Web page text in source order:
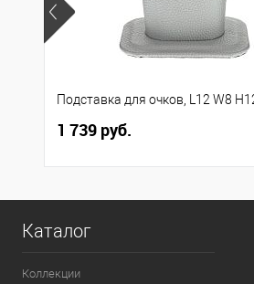
Подставка для очков, L12 W8
1 739 руб.
Каталог
Коллекции